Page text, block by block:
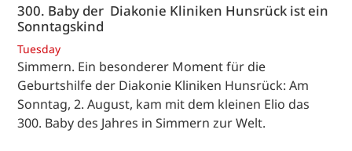
300. Baby der Diakonie Kliniken Hunsrück ist ein
Sonntagskind
Tuesday
Simmern. Ein besonderer Moment für die
Geburtshilfe der Diakonie Kliniken Hunsrück: Am
Sonntag, 2. August, kam mit dem kleinen Elio das
300. Baby des Jahres in Simmern zur Welt.